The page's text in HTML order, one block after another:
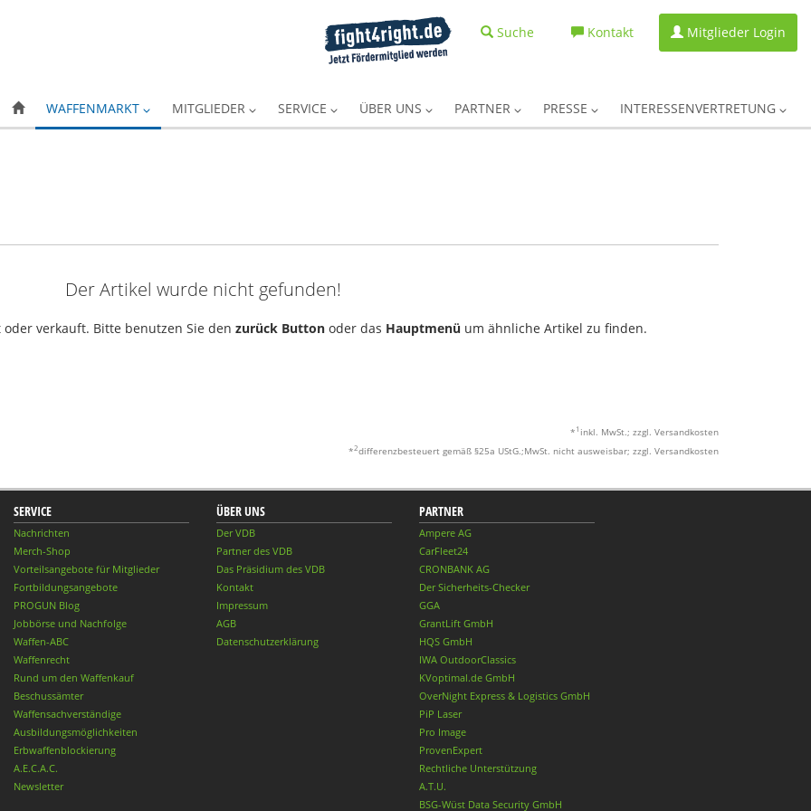
Suche Kontakt Mitglieder Login
WAFFENMARKT MITGLIEDER SERVICE ÜBER UNS PARTNER PRESSE INTERESSENVERTRETUNG
Der Artikel wurde nicht gefunden!
verkauft. Bitte benutzen Sie den zurück Button oder das Hauptmenü um ähnliche Artikel zu finden.
* 1 inkl. MwSt.; zzgl. Versandkosten
*2differenzbesteuert gemäß §25a UStG.;MwSt. nicht ausweisbar; zzgl. Versandkosten
SERVICE
Nachrichten
Merch-Shop
Vorteilsangebote für Mitglieder
Fortbildungsangebote
PROGUN Blog
Jobbörse und Nachfolge
Waffen-ABC
Waffenrecht
Rund um den Waffenkauf
Beschussämter
Waffensachverständige
Ausbildungsmöglichkeiten
Erbwaffenblockierung
A.E.C.A.C.
Newsletter
ÜBER UNS
Der VDB
Partner des VDB
Das Präsidium des VDB
Kontakt
Impressum
AGB
Datenschutzerklärung
PARTNER
Ampere AG
CarFleet24
CRONBANK AG
Der Sicherheits-Checker
GGA
GrantLift GmbH
HQS GmbH
IWA OutdoorClassics
KVoptimal.de GmbH
OverNight Express & Logistics GmbH
PiP Laser
Pro Image
ProvenExpert
Rechtliche Unterstützung
A.T.U.
BSG-Wüst Data Security GmbH